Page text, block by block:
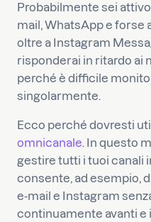
Probabilmente sei
mail, WhatsApp e forse
oltre a Instagram
risponderai in ritardo ai
perché è difficile
singolarmente.
Ecco perché dovresti
omnicanale. In questo
gestire tutti i tuoi canali
consente, ad esempio,
e-mail e Instagram
continuamente avanti e